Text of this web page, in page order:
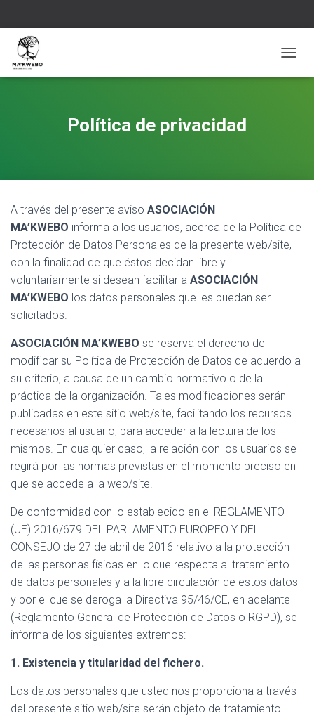
A
E
A
N
Política de privacidad
A través del presente aviso ASOCIACIÓN
MA’KWEBO informa a los usuarios, acerca de la Política de
Protección de Datos Personales de la presente web/site,
con la finalidad de que éstos decidan libre y
voluntariamente si desean facilitar a ASOCIACIÓN
MA’KWEBO los datos personales que les puedan ser
solicitados.
ASOCIACIÓN MA’KWEBO se reserva el derecho de
modificar su Política de Protección de Datos de acuerdo a
su criterio, a causa de un cambio normativo o de la
práctica de la organización. Tales modificaciones serán
publicadas en este sitio web/site, facilitando los recursos
necesarios al usuario, para acceder a la lectura de los
mismos. En cualquier caso, la relación con los usuarios se
regirá por las normas previstas en el momento preciso en
que se accede a la web/site.
De conformidad con lo establecido en el REGLAMENTO
(UE) 2016/679 DEL PARLAMENTO EUROPEO Y DEL
CONSEJO de 27 de abril de 2016 relativo a la protección
de las personas físicas en lo que respecta al tratamiento
de datos personales y a la libre circulación de estos datos
y por el que se deroga la Directiva 95/46/CE, en adelante
(Reglamento General de Protección de Datos o RGPD), se
informa de los siguientes extremos:
1. Existencia y titularidad del fichero.
Los datos personales que usted nos proporciona a través
del presente sitio web/site serán objeto de tratamiento